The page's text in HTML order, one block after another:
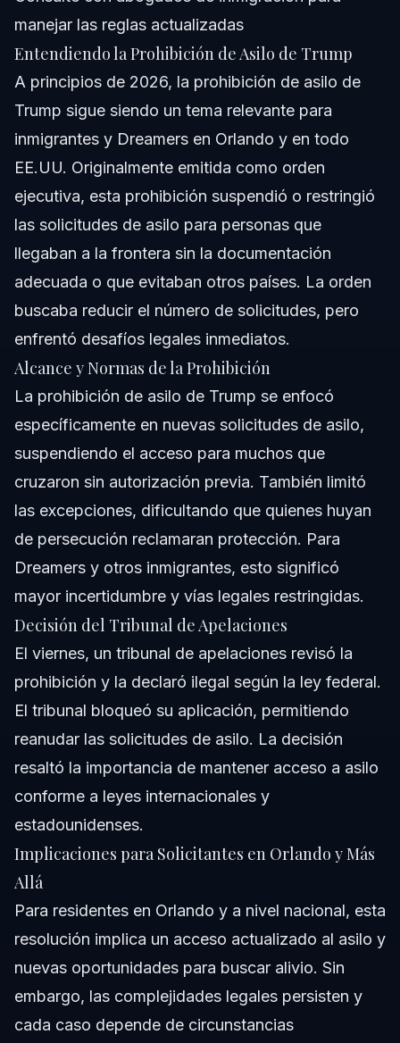
manejar las reglas actualizadas
Entendiendo la Prohibición de Asilo de Trump
A principios de 2026, la prohibición de asilo de
Trump sigue siendo un tema relevante para
inmigrantes y Dreamers en Orlando y en todo
EE.UU. Originalmente emitida como orden
ejecutiva, esta prohibición suspendió o restringió
las solicitudes de asilo para personas que
llegaban a la frontera sin la documentación
adecuada o que evitaban otros países. La orden
buscaba reducir el número de solicitudes, pero
enfrentó desafíos legales inmediatos.
Alcance y Normas de la Prohibición
La prohibición de asilo de Trump se enfocó
específicamente en nuevas solicitudes de asilo,
suspendiendo el acceso para muchos que
cruzaron sin autorización previa. También limitó
las excepciones, dificultando que quienes huyan
de persecución reclamaran protección. Para
Dreamers y otros inmigrantes, esto significó
mayor incertidumbre y vías legales restringidas.
Decisión del Tribunal de Apelaciones
El viernes, un tribunal de apelaciones revisó la
prohibición y la declaró ilegal según la ley federal.
El tribunal bloqueó su aplicación, permitiendo
reanudar las solicitudes de asilo. La decisión
resaltó la importancia de mantener acceso a asilo
conforme a leyes internacionales y
estadounidenses.
Implicaciones para Solicitantes en Orlando y Más
Allá
Para residentes en Orlando y a nivel nacional, esta
resolución implica un acceso actualizado al asilo y
nuevas oportunidades para buscar alivio. Sin
embargo, las complejidades legales persisten y
cada caso depende de circunstancias